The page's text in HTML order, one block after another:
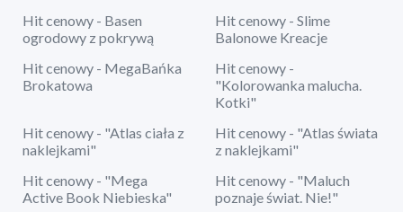
Hit cenowy - Basen
ogrodowy z pokrywą
Hit cenowy - Slime
Balonowe Kreacje
Hit cenowy - MegaBańka
Brokatowa
Hit cenowy -
"Kolorowanka malucha.
Kotki"
Hit cenowy - "Atlas ciała z
naklejkami"
Hit cenowy - "Atlas świata
z naklejkami"
Hit cenowy - "Mega
Active Book Niebieska"
Hit cenowy - "Maluch
poznaje świat. Nie!"